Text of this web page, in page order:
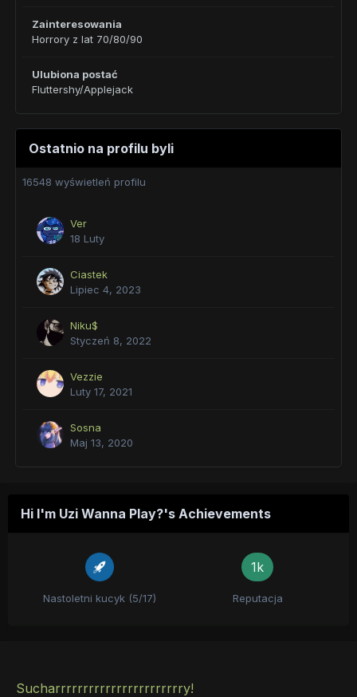
Zainteresowania
Horrory z lat 70/80/90
Ulubiona postać
Fluttershy/Applejack
Ostatnio na profilu byli
16548 wyświetleń profilu
Ver
18 Luty
Ciastek
Lipiec 4, 2023
Niku$
Styczeń 8, 2022
Vezzie
Luty 17, 2021
Sosna
Maj 13, 2020
Hi I'm Uzi Wanna Play?'s Achievements
Nastoletni kucyk (5/17)
1k
Reputacja
Sucharrrrrrrrrrrrrrrrrrrrrrry!